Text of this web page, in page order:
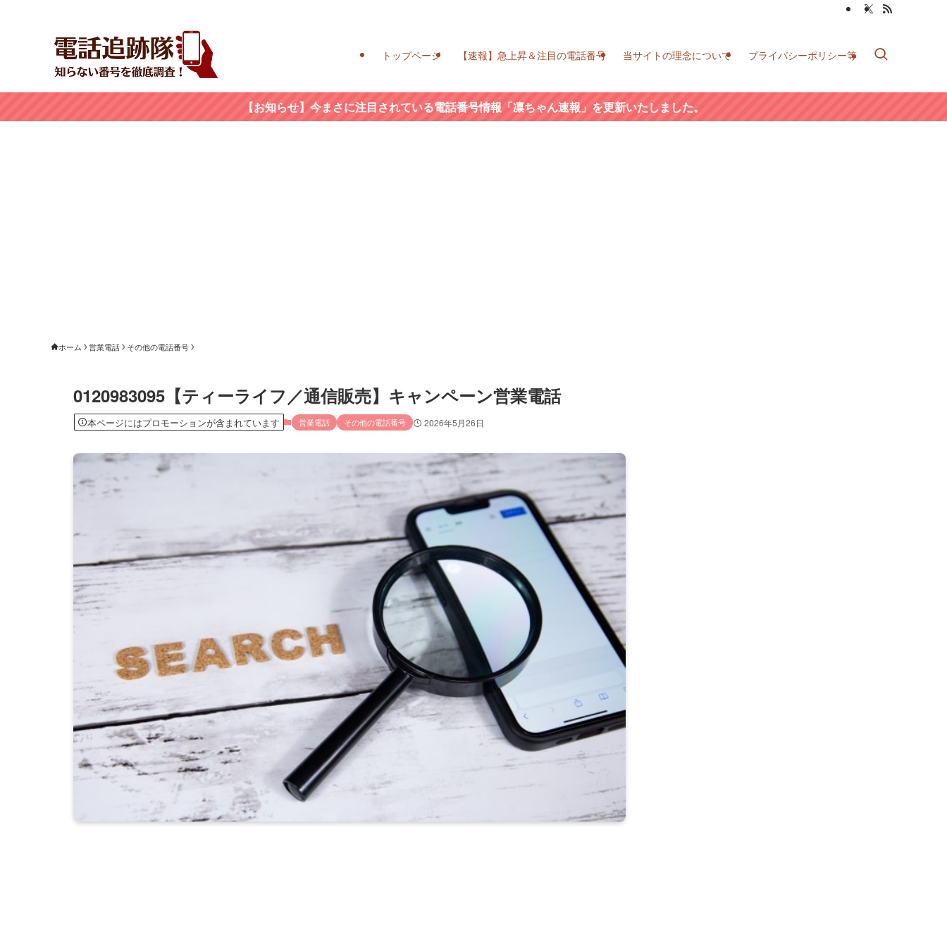
トップページ 【速報】急上昇＆注目の電話番号 当サイトの理念について プライバシーポリシー等
【お知らせ】今まさに注目されている電話番号情報「凛ちゃん速報」を更新いたしました。
ホーム 営業電話 その他の電話番号
0120983095【ティーライフ／通信販売】キャンペーン営業電話
本ページにはプロモーションが含まれています 営業電話 その他の電話番号 2026年5月26日